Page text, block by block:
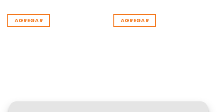
AGREGAR AGREGAR